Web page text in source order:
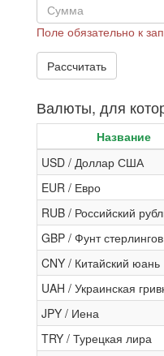
Поле обязательно к
Валюты, для
Название
USD / Доллар США
EUR / Евро
RUB / Российский
GBP / Фунт стерлингов
CNY / Китайский юань
UAH / Украинская
JPY / Иена
TRY / Турецкая лира